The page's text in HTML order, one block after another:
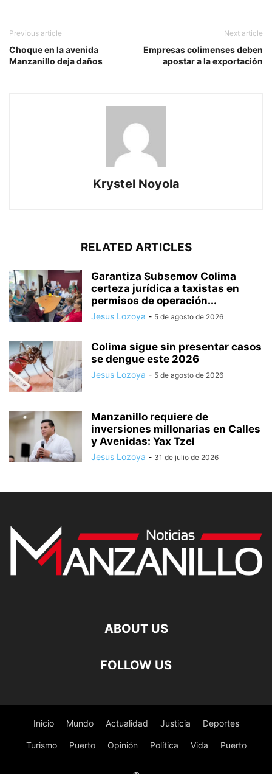
Previous article
Choque en la avenida
Manzanillo deja daños
Next article
Empresas colimenses deben
apostar a la exportación
Krystel Noyola
RELATED ARTICLES
Garantiza Subsemov Colima
certeza jurídica a taxistas en
permisos de operación...
Jesus Lozoya - 5 de agosto de 2026
Colima sigue sin presentar casos
se dengue este 2026
Jesus Lozoya - 5 de agosto de 2026
Manzanillo requiere de
inversiones millonarias en Calles
y Avenidas: Yax Tzel
Jesus Lozoya - 31 de julio de 2026
ABOUT US
FOLLOW US
Inicio Mundo Actualidad Justicia Deportes
Turismo Puerto Opinión Política Vida Puerto